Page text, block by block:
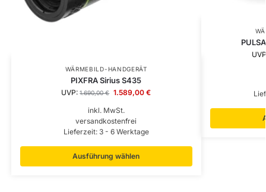
WÄRMEBILD-HANDGERÄT
PIXFRA Sirius S435
UVP: 1.690,00€ 1.589,00€
inkl. MwSt.
versandkostenfrei
Lieferzeit: 3 - 6 Werktage
Ausführung wählen